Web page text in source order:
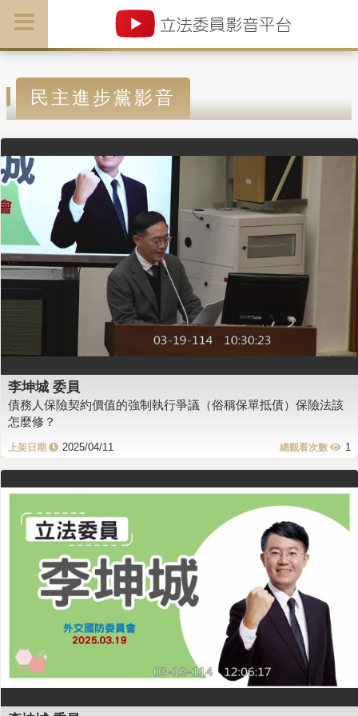
民主進步黨影音
李坤城 委員
債務人保險契約價值的強制執行爭議（俗稱保單抵債）保險法該
怎麼修？
2025/04/11 1